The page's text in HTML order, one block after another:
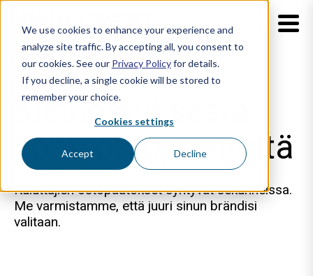
We use cookies to enhance your experience and
analyze site traffic. By accepting all, you consent to
our cookies. See our Privacy Policyfor details.
If you decline, a single cookie will be stored to
remember your choice.
Cookies settings
Accept Decline
Ostosten tekemisen taito
Kiinnostuksesta
kohtiostopäätöstä
Kuluttajien ostopäätökset syntyvät sekunneissa.
Me varmistamme, että juuri sinun brändisi
valitaan.